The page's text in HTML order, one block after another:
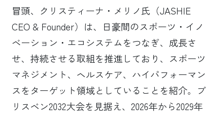
冒頭、クリスティーナ・メリノ氏（JASHIE
CEO & Founder）は、日豪間のスポーツ・イノ
ベーション・エコシステムをつなぎ、成長さ
せ、持続させる取組を推進しており、スポーツ
マネジメント、ヘルスケア、ハイパフォーマン
スをターゲット領域としていることを紹介。ブ
リスベン2032大会を見据え、2026年から2029年